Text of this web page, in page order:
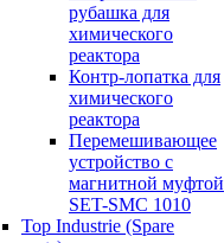
рубашка для
химического
реактора
Контр-лопатка для
химического
реактора
Перемешивающее
устройство с
магнитной муфтой
SET-SMC 1010
Top Industrie (Spare